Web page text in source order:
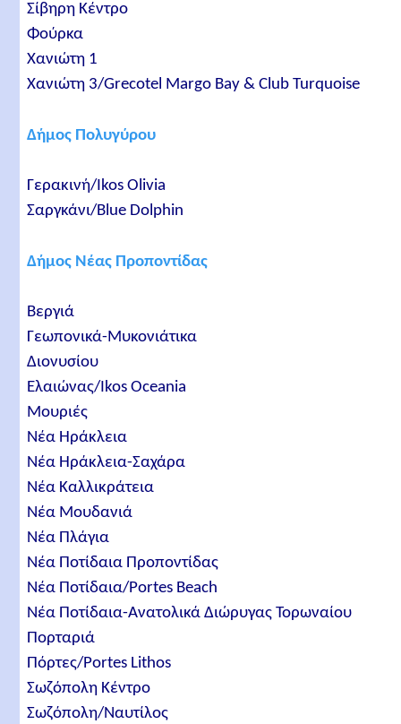
Σίβηρη Κέντρο
Φούρκα
Χανιώτη 1
Χανιώτη 3/Grecotel Margo Bay & Club Turquoise
Δήμος Πολυγύρου
Γερακινή/Ikos Olivia
Σαργκάνι/Blue Dolphin
Δήμος Νέας Προποντίδας
Βεργιά
Γεωπονικά-Μυκονιάτικα
Διονυσίου
Ελαιώνας/Ikos Oceania
Μουριές
Νέα Ηράκλεια
Νέα Ηράκλεια-Σαχάρα
Νέα Καλλικράτεια
Νέα Μουδανιά
Νέα Πλάγια
Νέα Ποτίδαια Προποντίδας
Νέα Ποτίδαια/Portes Beach
Νέα Ποτίδαια-Ανατολικά Διώρυγας Τορωναίου
Πορταριά
Πόρτες/Portes Lithos
Σωζόπολη Κέντρο
Σωζόπολη/Ναυτίλος